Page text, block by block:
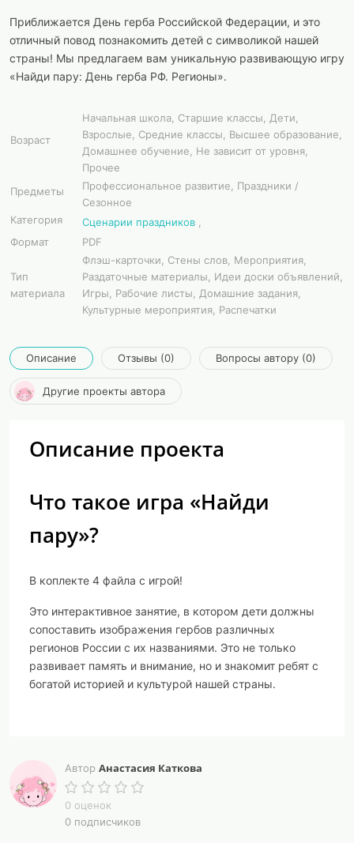
Приближается День герба Российской Федерации, и это
отличный повод познакомить детей с символикой нашей
страны! Мы предлагаем вам уникальную развивающую игру
«Найди пару: День герба РФ. Регионы».
Возраст
Начальная школа, Старшие классы, Дети,
Взрослые, Средние классы, Высшее образование,
Домашнее обучение, Не зависит от уровня,
Прочее
Предметы
Профессиональное развитие, Праздники /
Сезонное
Категория
Сценарии праздников
Формат
PDF
Тип
материала
Флэш-карточки, Стены слов, Мероприятия,
Раздаточные материалы, Идеи доски объявлений,
Игры, Рабочие листы, Домашние задания,
Культурные мероприятия, Распечатки
Описание Отзывы (0) Вопросы автору (0)
Другие проекты автора
Описание проекта
Что такое игра «Найди
пару»?
В коплекте 4 файла с игрой!
Это интерактивное занятие, в котором дети должны
сопоставить изображения гербов различных
регионов России с их названиями. Это не только
развивает память и внимание, но и знакомит ребят с
богатой историей и культурой нашей страны.
Автор Анастасия Каткова
0 оценок
0 подписчиков